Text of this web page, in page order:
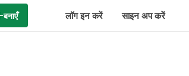
बनाएँ लॉग इन करें साइन अप करें